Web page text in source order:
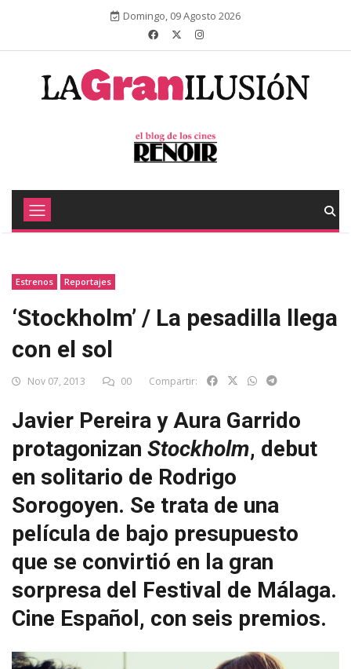
Domingo, 09 Agosto 2026
Estrenos Reportajes
‘Stockholm’ / La pesadilla llega
con el sol
Nov 07, 2013 00 Compartir:
Javier Pereira y Aura Garrido
protagonizan Stockholm, debut
en solitario de Rodrigo
Sorogoyen. Se trata de una
película de bajo presupuesto
que se convirtió en la gran
sorpresa del Festival de Málaga.
Cine Español, con seis premios.